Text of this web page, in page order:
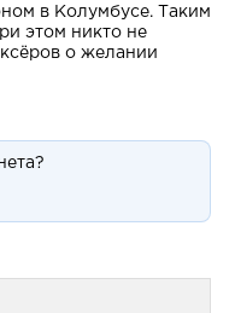
в Колумбусе. Таким
этом никто не
о желании